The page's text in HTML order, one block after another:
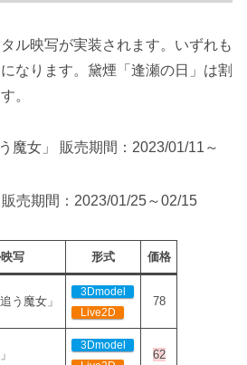
ル映写が実装されます。いずれも
なります。黛煙「逢瀬の日」は割
。
魔女」 販売期間：2023/01/11～
売期間：2023/01/25～02/15
写 形式 価格
う魔女」
3Dmodel
Live2D
78
3Dmodel
62